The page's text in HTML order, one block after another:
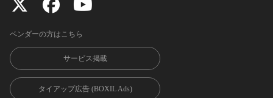
ベンダーの方はこちら
サービス掲載
タイアップ広告 (BOXIL Ads)